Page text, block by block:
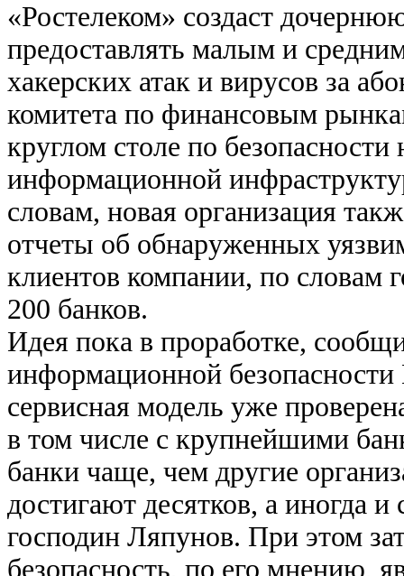
«Ростелеком» создаст
предоставлять малым и
хакерских атак и вирусов за
комитета по финансовым
круглом столе по безопасности
информационной
словам, новая организация
отчеты об обнаруженных
клиентов компании, по словам
200 банков.
Идея пока в проработке,
информационной
сервисная модель уже
в том числе с крупнейшими
банки чаще, чем другие
достигают десятков, а иногда
господин Ляпунов. При этом
безопасность, по его мнению,